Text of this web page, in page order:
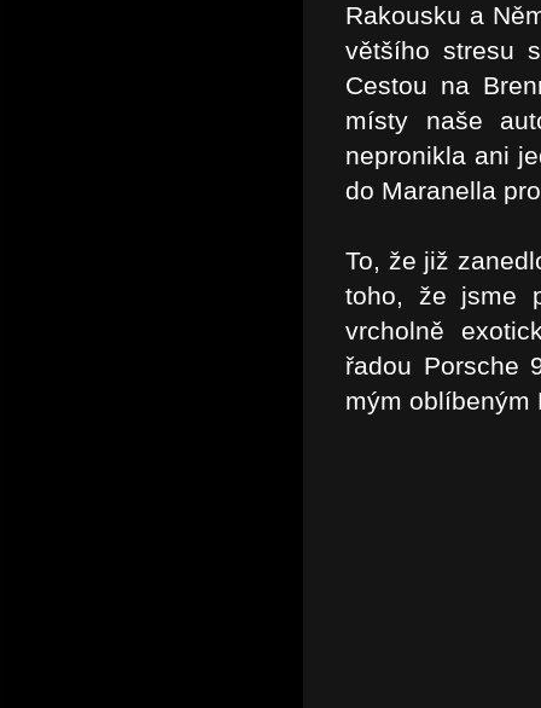
Rakousku a
většího stresu
Cestou na
místy naše
nepronikla ani
do Maranella
To, že již
toho, že jsme
vrcholně
řadou Porsche
mým oblíbeným